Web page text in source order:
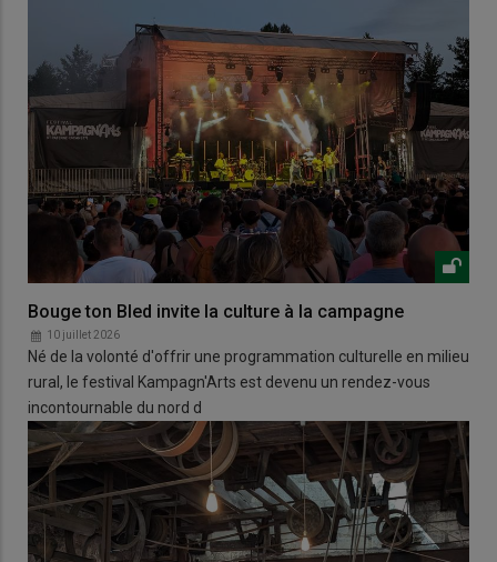
Bouge ton Bled invite la culture à la campagne
10 juillet 2026
Né de la volonté d'offrir une programmation culturelle en milieu
rural, le festival Kampagn'Arts est devenu un rendez-vous
incontournable du nord d